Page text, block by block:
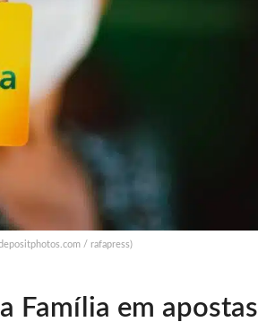
/ rafapress)
Família em apostas